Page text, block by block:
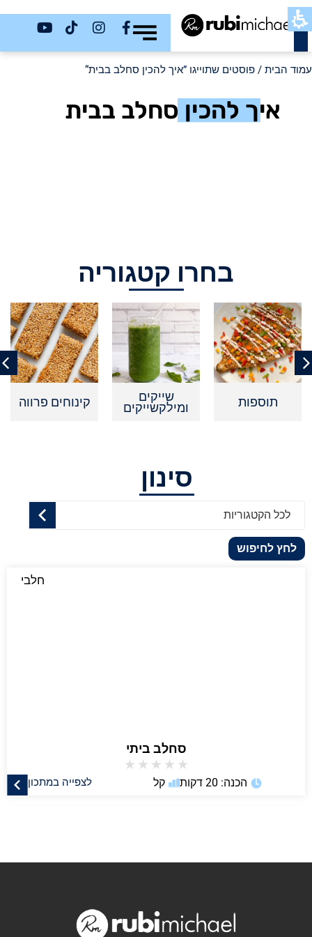
כשר
עמוד הבית / פוסטים שתוייגו ”איך להכין סחלב בבית“
איך להכין סחלב בבית
בחרו קטגוריה
תוספות שייקים
ומילקשייקים קינוחים פרווה
סינון
לכל הקטגוריות
לחץ לחיפוש
חלבי
סחלב ביתי
★
★
★
★
★
לצפייה במתכון הכנה: 20 דקות קל